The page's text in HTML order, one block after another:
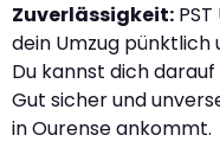
Zuverlässigkeit:
dein Umzug pünktlich
Du kannst dich
Gut sicher und
in Ourense ankommt.